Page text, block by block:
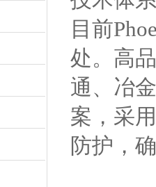
目前
处。高
通、冶
案，采
防护，